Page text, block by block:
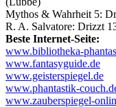
Mythos & Wahrheit 5:
R. A. Salvatore: Drizzt
Beste Internet-Seite:
www.bibliotheka-
www.fantasyguide.de
www.geisterspiegel.de
www.phantastik-
www.zauberspiegel-